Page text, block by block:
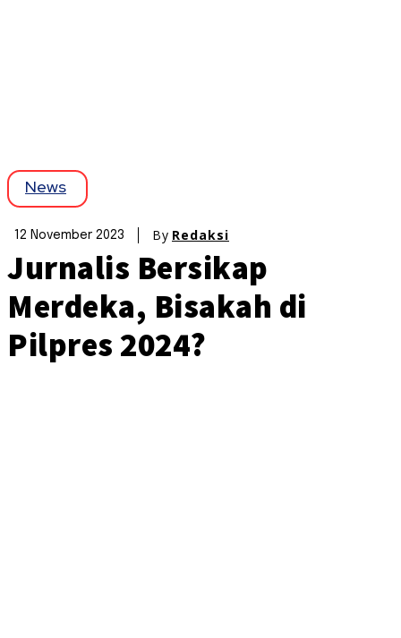
News
12 November 2023 By Redaksi
Jurnalis Bersikap
Merdeka, Bisakah di
Pilpres 2024?